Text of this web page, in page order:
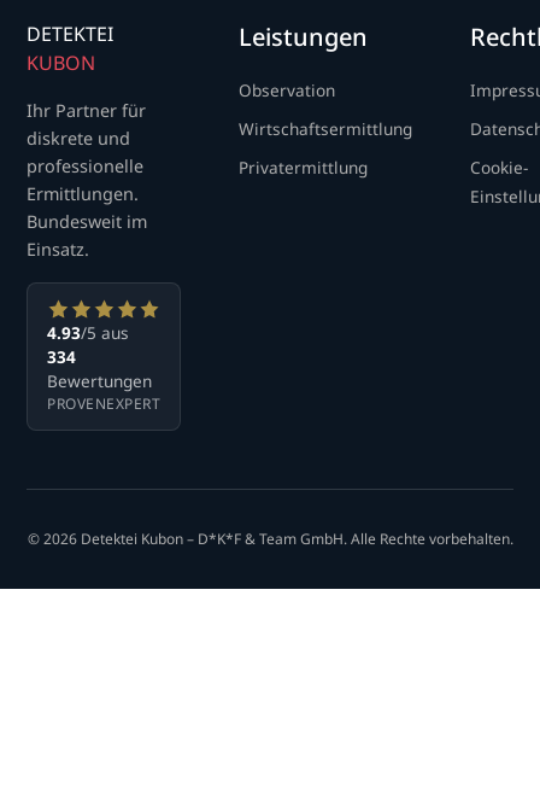
DETEKTEI
KUBON
Ihr Partner für
diskrete und
professionelle
Ermittlungen.
Bundesweit im
Einsatz.
4.93/5 aus
334
Bewertungen
PROVENEXPERT
Leistungen
Observation
Wirtschaftsermittlung
Privatermittlung
Cookie-
© 2026 Detektei Kubon – D*K*F & Team GmbH. Alle Rechte vorbehalten.